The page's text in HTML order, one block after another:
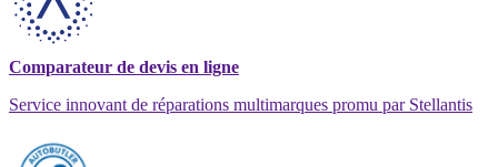
Comparateur de devis en ligne
Service innovant de réparations multimarques promu par Stellantis